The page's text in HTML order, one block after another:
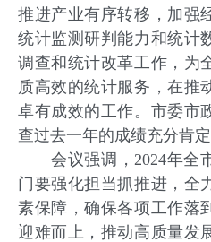
推进产业有序转移，加强
统计监测研判能力和统计
调查和统计改革工作，为
质高效的统计服务，在推
卓有成效的工作。市委市
查过去一年的成绩充分肯定
会议强调，2024年全
门要强化担当抓推进，全
素保障，确保各项工作落
迎难而上，推动高质量发